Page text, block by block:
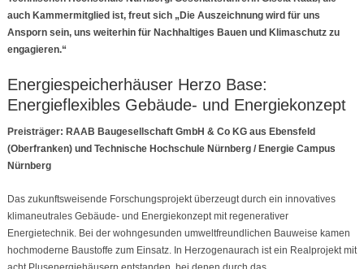
auch Kammermitglied ist, freut sich „Die Auszeichnung wird für uns
Ansporn sein, uns weiterhin für Nachhaltiges Bauen und Klimaschutz zu
engagieren.“
Energiespeicherhäuser Herzo Base:
Energieflexibles Gebäude- und Energiekonzept
Preisträger: RAAB Baugesellschaft GmbH & Co KG aus Ebensfeld
(Oberfranken) und Technische Hochschule Nürnberg / Energie Campus
Nürnberg
Das zukunftsweisende Forschungsprojekt überzeugt durch ein innovatives
klimaneutrales Gebäude- und Energiekonzept mit regenerativer
Energietechnik. Bei der wohngesunden umweltfreundlichen Bauweise kamen
hochmoderne Baustoffe zum Einsatz. In Herzogenaurach ist ein Realprojekt mit